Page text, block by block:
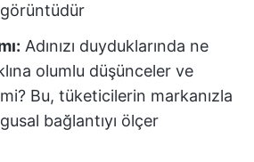
Adınızı duyduklarında ne
olumlu düşünceler ve
Bu, tüketicilerin markanızla
bağlantıyı ölçer